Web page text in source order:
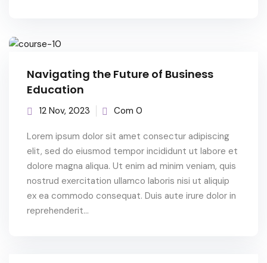
Navigating the Future of Business
Education
12 Nov, 2023 Com 0
Lorem ipsum dolor sit amet consectur adipiscing
elit, sed do eiusmod tempor incididunt ut labore et
dolore magna aliqua. Ut enim ad minim veniam, quis
nostrud exercitation ullamco laboris nisi ut aliquip
ex ea commodo consequat. Duis aute irure dolor in
reprehenderit...